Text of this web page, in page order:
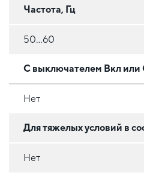
Частота, Гц
50…60
С выключателем Вкл или
Нет
Для тяжелых условий в
Нет